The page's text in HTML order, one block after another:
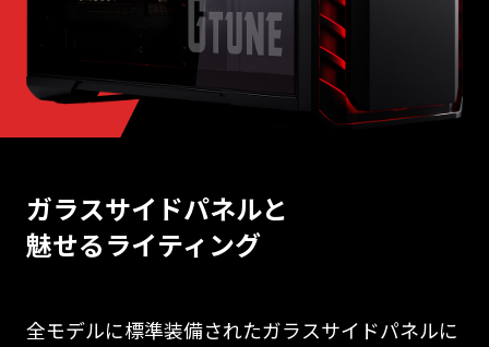
ガラスサイドパネルと
魅せるライティング
全モデルに標準装備されたガラスサイドパネルに